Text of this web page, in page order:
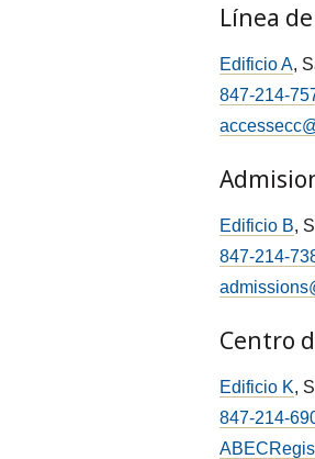
Línea
Edificio A,
847-214-
Edificio B,
847-214-
Centro
Edificio K,
847-214-